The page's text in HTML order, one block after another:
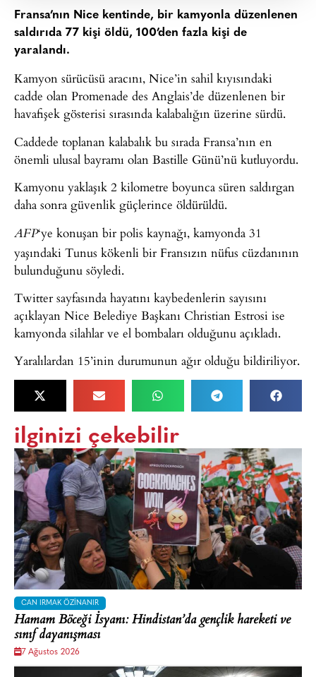
Fransa’nın Nice kentinde, bir kamyonla düzenlenen
saldırıda 77 kişi öldü, 100’den fazla kişi de
yaralandı.
Kamyon sürücüsü aracını, Nice’in sahil kıyısındaki
cadde olan Promenade des Anglais’de düzenlenen bir
havafişek gösterisi sırasında kalabalığın üzerine sürdü.
Caddede toplanan kalabalık bu sırada Fransa’nın en
önemli ulusal bayramı olan Bastille Günü’nü kutluyordu.
Kamyonu yaklaşık 2 kilometre boyunca süren saldırgan
daha sonra güvenlik güçlerince öldürüldü.
AFP‘ye konuşan bir polis kaynağı, kamyonda 31
yaşındaki Tunus kökenli bir Fransızın nüfus cüzdanının
bulunduğunu söyledi.
Twitter sayfasında hayatını kaybedenlerin sayısını
açıklayan Nice Belediye Başkanı Christian Estrosi ise
kamyonda silahlar ve el bombaları olduğunu açıkladı.
Yaralılardan 15’inin durumunun ağır olduğu bildiriliyor.
ilginizi çekebilir
CAN IRMAK ÖZINANIR
Hamam Böceği İsyanı: Hindistan’da gençlik hareketi ve
sınıf dayanışması
7 Ağustos 2026